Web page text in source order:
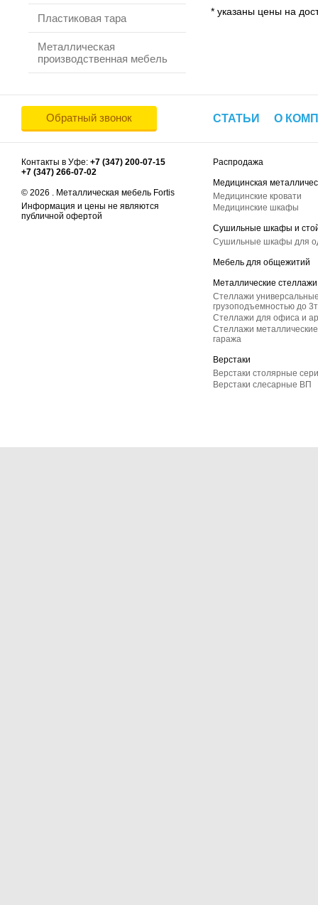
Пластиковая тара
Металлическая
производственная мебель
* указаны цены на
Обратный звонок СТАТЬИ О
Контакты в Уфе: +7 (347) 200-07-15
+7 (347) 266-07-02
© 2026 . Металлическая мебель Fortis
Информация и цены не являются
публичной офертой
Распродажа
Медицинская
Медицинские кровати
Медицинские шкафы
Сушильные шкафы и
Сушильные шкафы для
Мебель для общежитий
Металлические стеллажи
Стеллажи
грузоподъемностью до
Стеллажи для офиса и
Стеллажи
гаража
Верстаки
Верстаки столярные
Верстаки слесарные ВП